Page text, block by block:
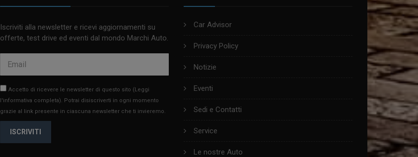
Iscriviti alla newsletter e ricevi aggiornamenti su
offerte, test drive ed eventi dal mondo Marchi Auto.
Accetto di ricevere le newsletter di questo sito (Leggi
l'informativa completa). Potrai disiscriverti in ogni momento
grazie al link presente in ciascuna newsletter che ti invieremo.
ISCRIVITI
Car Advisor
Privacy Policy
Notizie
Eventi
Sedi e Contatti
Service
Le nostre Auto